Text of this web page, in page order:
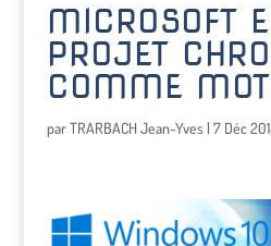
MICROSOFT
PROJET
COMME
parTRARBACH Jean-Yves | 7 Déc